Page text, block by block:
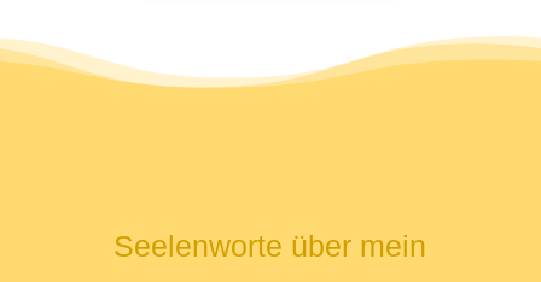
Seelenworte über mein